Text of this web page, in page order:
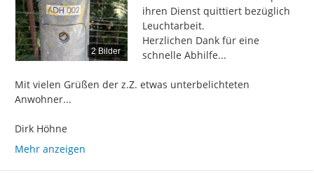
2 Bilder
ihren Dienst quittiert bezüglich
Leuchtarbeit.
Herzlichen Dank für eine
schnelle Abhilfe...
Mit vielen Grüßen der z.Z. etwas unterbelichteten
Anwohner...
Dirk Höhne
Mehr anzeigen